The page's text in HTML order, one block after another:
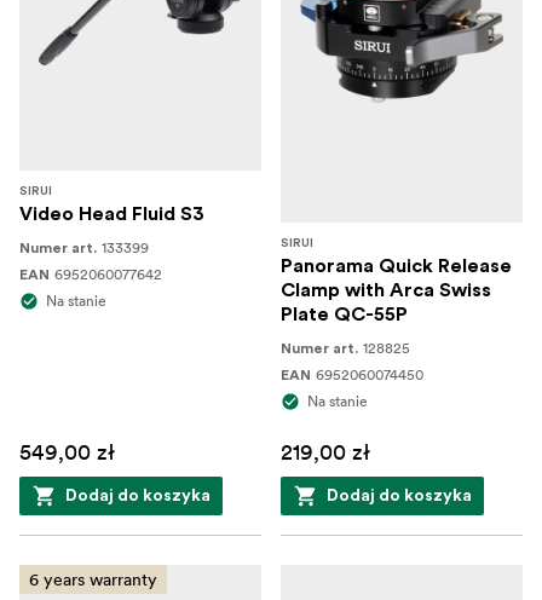
SIRUI
Video Head Fluid S3
Numer art. 133399
EAN 6952060077642
Na stanie
549,00 zł
Dodaj do koszyka
SIRUI
Panorama Quick Release
Clamp with Arca Swiss
Plate QC-55P
Numer art. 128825
EAN 6952060074450
Na stanie
219,00 zł
Dodaj do koszyka
6 years warranty